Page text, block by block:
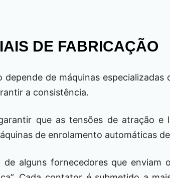
DE FABRICAÇÃO
de máquinas especializadas
a consistência.
que as tensões de atração e
de enrolamento automáticas
de alguns fornecedores que enviam